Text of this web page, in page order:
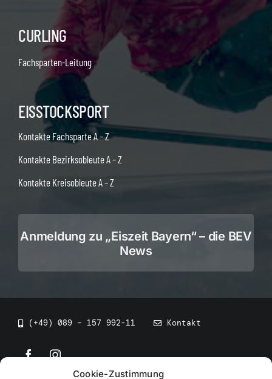
Cookie-Zustimmung
CURLING
Fachsparten-Leitung
EISSTOCKSPORT
Kontakte Fachsparte A – Z
Kontakte Bezirksobleute A – Z
Kontakte Kreisobleute A – Z
Anmeldung zu „Eiszeit Bayern“ – die BEV
News
(+49) 089 – 157 992-11 Kontakt